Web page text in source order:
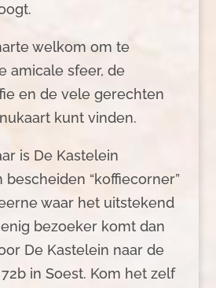
welkom om te
amicale sfeer, de
en de vele gerechten
kunt vinden.
is De Kastelein
“koffiecorner”
waar het uitstekend
bezoeker komt dan
De Kastelein naar de
in Soest. Kom het zelf